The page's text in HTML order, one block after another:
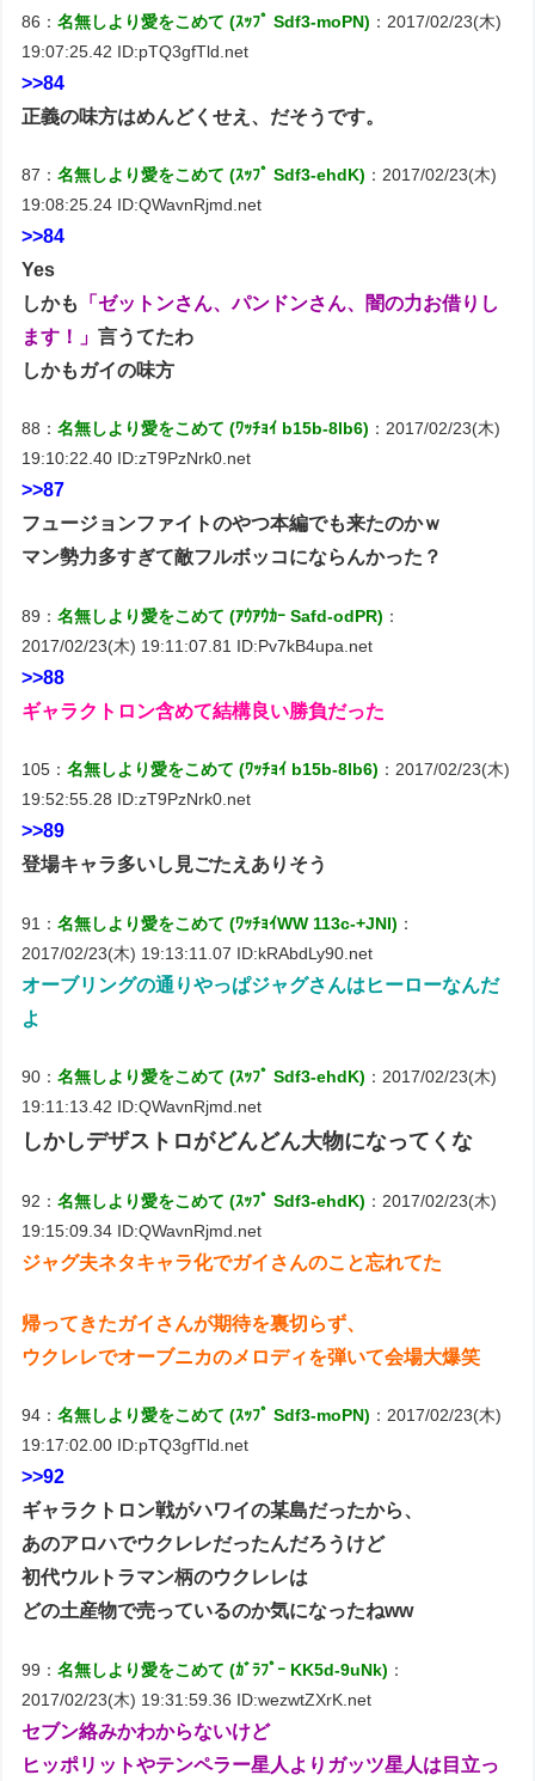
86：名無しより愛をこめて (ｽｯﾌﾟ Sdf3-moPN) ：2017/02/23(木)
19:07:25.42 ID:pTQ3gfTld.net
>>84
正義の味方はめんどくせえ、だそうです。
87：名無しより愛をこめて (ｽｯﾌﾟ Sdf3-ehdK) ：2017/02/23(木)
19:08:25.24 ID:QWavnRjmd.net
>>84
Yes
しかも
「ゼットンさん、パンドンさん、闇の力お借りし
ます！」言うてたわ
しかもガイの味方
88：名無しより愛をこめて (ﾜｯﾁｮｲ b15b-8lb6) ：2017/02/23(木)
19:10:22.40 ID:zT9PzNrk0.net
>>87
フュージョンファイトのやつ本編でも来たのかｗ
マン勢力多すぎて敵フルボッコにならんかった？
89：名無しより愛をこめて (ｱｳｱｳｶｰ Safd-odPR) ：
2017/02/23(木) 19:11:07.81 ID:Pv7kB4upa.net
>>88
ギャラクトロン含めて結構良い勝負だった
105：名無しより愛をこめて (ﾜｯﾁｮｲ b15b-8lb6) ：2017/02/23(木)
19:52:55.28 ID:zT9PzNrk0.net
>>89
登場キャラ多いし見ごたえありそう
91：名無しより愛をこめて (ﾜｯﾁｮｲWW 113c-+JNI) ：
2017/02/23(木) 19:13:11.07 ID:kRAbdLy90.net
オーブリングの通りやっぱジャグさんはヒーローなんだ
よ
90：名無しより愛をこめて (ｽｯﾌﾟ Sdf3-ehdK) ：2017/02/23(木)
19:11:13.42 ID:QWavnRjmd.net
しかしデザストロがどんどん大物になってくな
92：名無しより愛をこめて (ｽｯﾌﾟ Sdf3-ehdK) ：2017/02/23(木)
19:15:09.34 ID:QWavnRjmd.net
ジャグ夫ネタキャラ化でガイさんのこと忘れてた
帰ってきたガイさんが期待を裏切らず、
ウクレレでオーブニカのメロディを弾いて会場大爆笑
94：名無しより愛をこめて (ｽｯﾌﾟ Sdf3-moPN) ：2017/02/23(木)
19:17:02.00 ID:pTQ3gfTld.net
>>92
ギャラクトロン戦がハワイの某島だったから、
あのアロハでウクレレだったんだろうけど
初代ウルトラマン柄のウクレレは
どの土産物で売っているのか気になったねww
99：名無しより愛をこめて (ｶﾞﾗﾌﾟｰ KK5d-9uNk) ：
2017/02/23(木) 19:31:59.36 ID:wezwtZXrK.net
セブン絡みかわからないけど
ヒッポリットやテンペラー星人よりガッツ星人は目立っ